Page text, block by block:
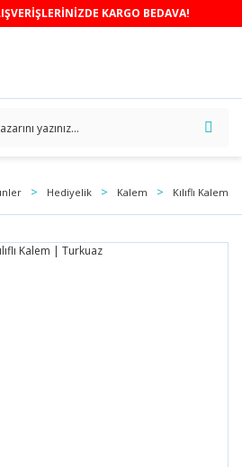
KARGO BEDAVA!
Hediyelik Kalem Kılıflı Kalem